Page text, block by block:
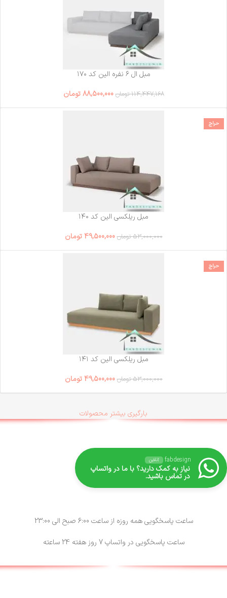
مبل ال ۶ نفره الین کد ۱۷۰
114,447,168 تومان 88,500,000 تومان
حراج
مبل ریلکسی الین کد ۱۴۰
53,000,000 تومان 49,500,000 تومان
حراج
مبل ریلکسی الین کد ۱۴۱
53,000,000 تومان 49,500,000 تومان
بارگیری بیشتر محصولات
fabdesign آنلاین
نیاز به کمک دارید؟ با ما در واتساپ
در تماس باشید.
ساعت پاسخگویی همه روزه از ساعت 6:00 صبح الی 23:00
ساعت پاسخگویی در واتساپ 7 روز هفته 24 ساعته